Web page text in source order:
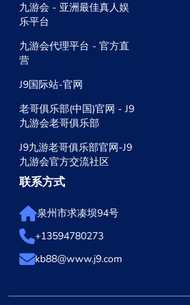
九游会 - 亚洲最佳真人娱
乐平台
九游会代理平台 - 官方直
营
J9国际站-官网
老哥俱乐部(中国)官网 - J9
九游会老哥俱乐部
J9九游老哥俱乐部官网-J9
九游会官方交流社区
联系方式
泉州市求凑坝94号
+13594780273
kb88@www.j9.com